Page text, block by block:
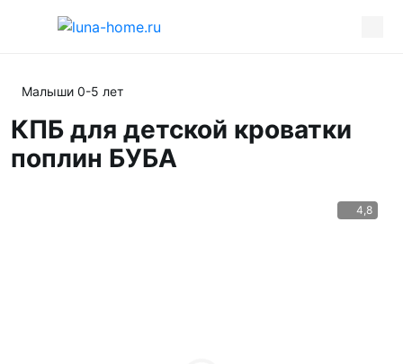
Малыши 0-5 лет
КПБ для детской кроватки
поплин БУБА
4,8